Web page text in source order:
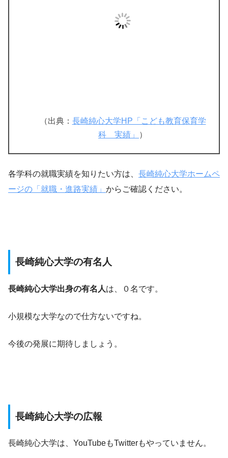
（出典： 長崎純心大学HP「こども教育保育学
科 実績」
）
各学科の就職実績を知りたい方は、 長崎純心大学ホームペ
ージの「就職・進路実績」 からご確認ください。
長崎純心大学の有名人
長崎純心大学出身の有名人は、０名です。
小規模な大学なので仕方ないですね。
今後の発展に期待しましょう。
長崎純心大学の広報
長崎純心大学は、YouTubeもTwitterもやっていません。